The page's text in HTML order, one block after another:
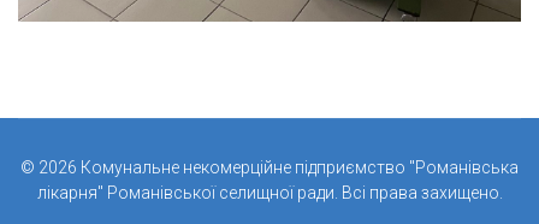
© 2026 Комунальне некомерційне підприємство "Романівська
лікарня" Романівської селищної ради. Всі права захищено.